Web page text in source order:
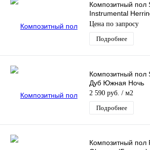
Композитный пол
Instrumental
Saxophone HB
Цена по запросу
Подробнее
Композитный пол
Дуб Южная Ночь
2 590 руб. / м2
Подробнее
Композитный пол